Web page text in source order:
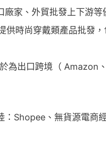
廠家、外貿批發上下游
供時尚穿戴類產品批發
為出口跨境（